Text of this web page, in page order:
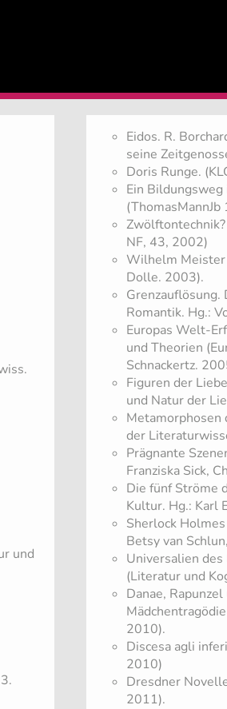
und
Eidos. R.
seine
Doris Runge.
Ein
NF, 43, 2002)
Wilhelm Meister
Dolle. 2003).
Grenzauflösung.
Romantik. Hg.:
Europas Welt-
und Theorien
Schnackertz.
Figuren der
und Natur der
Metamorphosen
der
Prägnante
Franziska Sick,
Die fünf Ströme
Kultur. Hg.: Karl
Sherlock
Betsy van
Universalien
(Literatur und
Danae,
2010).
Discesa agli
2010)
Dresdner
2011).